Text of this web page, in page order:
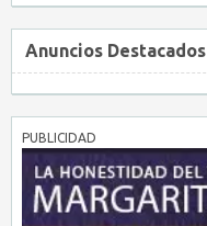
Anuncios Destacados
PUBLICIDAD